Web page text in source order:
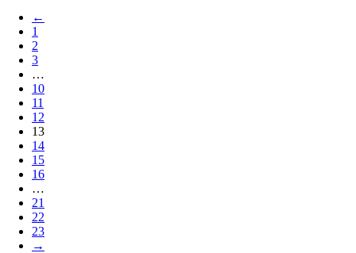
←
1
2
3
…
10
11
12
13
14
15
16
…
21
22
23
→